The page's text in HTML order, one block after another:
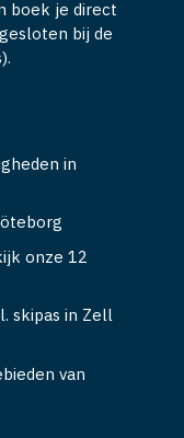
bij de
in
onze 12
skipas in Zell